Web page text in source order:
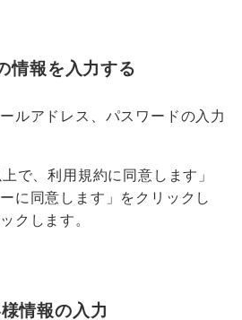
情報を入力する
ルアドレス、パスワードの入力
で、利用規約に同意します」
に同意します」をクリックし
クします。
情報の入力